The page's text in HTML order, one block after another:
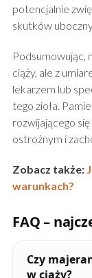
potencjalnie
skutków
Podsumowując,
ciąży, ale z
lekarzem lub
tego zioła.
rozwijającego
ostrożnym i
Zobacz także:
warunkach?
FAQ –
Czy
w ciąży?